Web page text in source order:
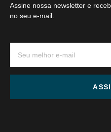
Assine nossa newsletter e
no seu e-mail.